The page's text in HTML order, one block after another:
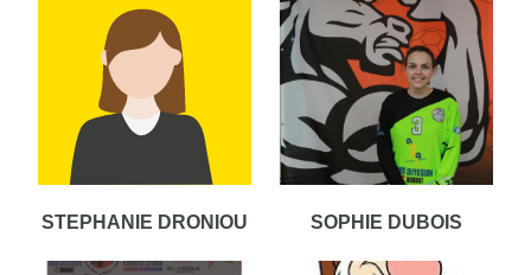
STEPHANIE DRONIOU SOPHIE DUBOIS